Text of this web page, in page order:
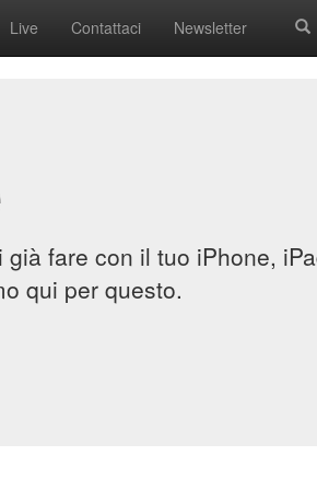
Live Contattaci Newsletter
fare con il tuo iPhone,
qui per questo.